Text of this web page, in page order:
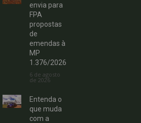
envia para
FPA
propostas
de
emendas à
MP
1.376/2026
6 de agosto
de 2026
Entenda o
que muda
com a